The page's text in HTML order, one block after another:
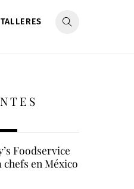
TALLERES
Foodservice
en México